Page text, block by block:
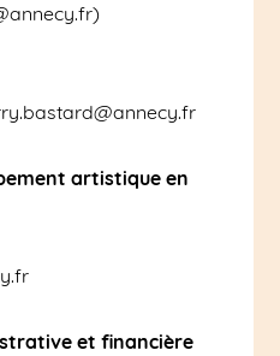
artistique en
et financière